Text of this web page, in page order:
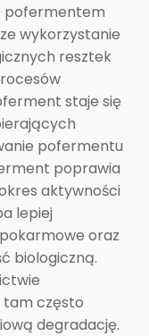
pofermentem
wykorzystanie
resztek
staje się
pofermentu
poprawia
aktywności
lepiej
oraz
biologiczną.
tam często
degradację.